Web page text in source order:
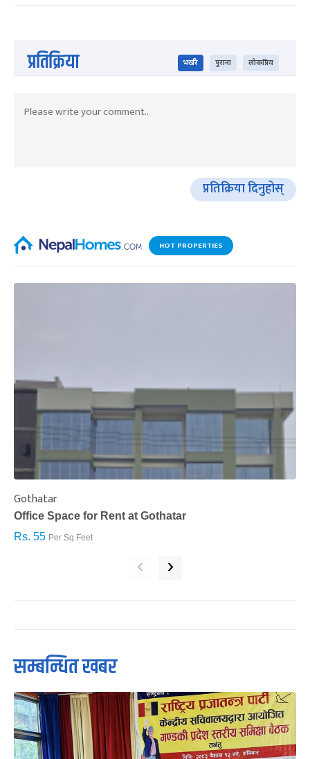
प्रतिक्रिया भर्खरै पुराना लोकप्रिय
प्रतिक्रिया दिनुहोस्
HOT PROPERTIES
Gothatar
Office Space for Rent at Gothatar
Rs. 55 Per Sq.Feet
‹ ›
सम्बन्धित खबर